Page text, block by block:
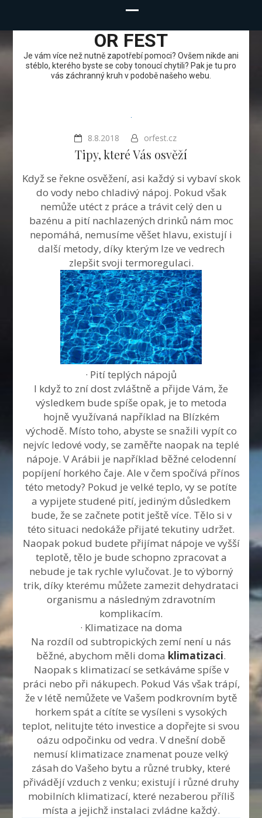
OR FEST
Je vám více než nutně zapotřebí pomoci? Ovšem nikde ani
stéblo, kterého byste se coby tonoucí chytili? Pak je tu pro
vás záchranný kruh v podobě našeho webu.
8.8.2018 orfest.cz
Tipy, které Vás osvěží
Když se řekne osvěžení, asi každý si vybaví skok
do vody nebo chladivý nápoj. Pokud však
nemůže utéct z práce a trávit celý den u
bazénu a pití nachlazených drinků nám moc
nepomáhá, nemusíme věšet hlavu, existují i
další metody, díky kterým lze ve vedrech
zlepšit svoji termoregulaci.
· Pití teplých nápojů
I když to zní dost zvláštně a přijde Vám, že
výsledkem bude spíše opak, je to metoda
hojně využívaná například na Blízkém
východě. Místo toho, abyste se snažili vypít co
nejvíc ledové vody, se zaměřte naopak na teplé
nápoje. V Arábii je například běžné celodenní
popíjení horkého čaje. Ale v čem spočívá přínos
této metody? Pokud je velké teplo, vy se potíte
a vypijete studené pití, jediným důsledkem
bude, že se začnete potit ještě více. Tělo si v
této situaci nedokáže přijaté tekutiny udržet.
Naopak pokud budete přijímat nápoje ve vyšší
teplotě, tělo je bude schopno zpracovat a
nebude je tak rychle vylučovat. Je to výborný
trik, díky kterému můžete zamezit dehydrataci
organismu a následným zdravotním
komplikacím.
· Klimatizace na doma
Na rozdíl od subtropických zemí není u nás
běžné, abychom měli doma klimatizaci.
Naopak s klimatizací se setkáváme spíše v
práci nebo při nákupech. Pokud Vás však trápí,
že v létě nemůžete ve Vašem podkrovním bytě
horkem spát a cítíte se vysíleni s vysokých
teplot, nelitujte této investice a dopřejte si svou
oázu odpočinku od vedra. V dnešní době
nemusí klimatizace znamenat pouze velký
zásah do Vašeho bytu a různé trubky, které
přivádějí vzduch z venku; existují i různé druhy
mobilních klimatizací, které nezaberou příliš
místa a jejichž instalaci zvládne každý.